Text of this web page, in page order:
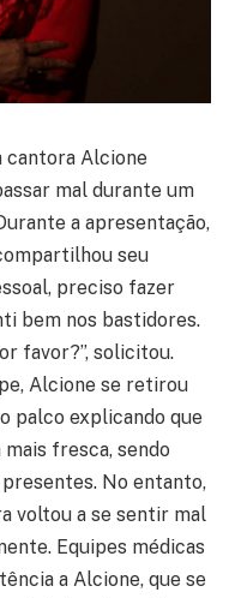
cantora Alcione
mal durante um
a apresentação,
seu
preciso fazer
bem nos bastidores.
favor?”, solicitou.
Alcione se retirou
palco explicando que
fresca, sendo
No entanto,
voltou a se sentir mal
Equipes médicas
a Alcione, que se